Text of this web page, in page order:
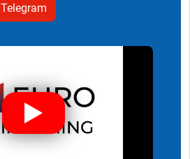
Telegram